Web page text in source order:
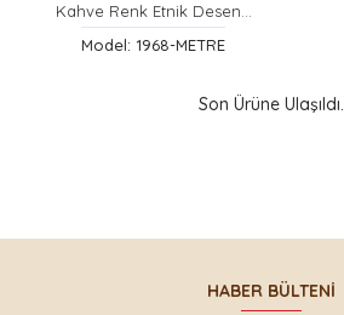
Kahve Renk Etnik Desenli Şerit
Model: 1968-METRE
Son Ürüne Ulaşıldı.
HABER BÜLTENI